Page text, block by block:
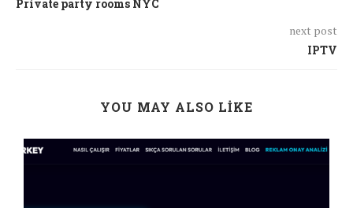
Private party rooms NYC
next post
IPTV
YOU MAY ALSO LIKE